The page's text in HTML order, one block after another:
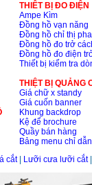
THIÊT BỊ ĐO ĐIỆN
Ampe Kìm
Đồng hồ vạn năng
Đồng hồ chỉ thị pha
Đồng hồ đo trở
Đồng hồ đo điện
Thiết bị kiểm tra
THIỆT BỊ QUẢNG
Giá chữ x standy
Giá cuốn banner
Khung backdrop
Kệ để brochure
Quầy bán hàng
Bảng menu chỉ dẫn
cắt| Lưỡi cưa lưỡi cắt